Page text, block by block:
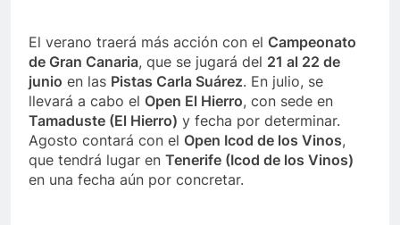
El verano traerá más acción con el Campeonato
de Gran Canaria, que se jugará del 21 al 22 de
junio en las Pistas Carla Suárez. En julio, se
llevará a cabo el Open El Hierro, con sede en
Tamaduste (El Hierro) y fecha por determinar.
Agosto contará con el Open Icod de los Vinos,
que tendrá lugar en Tenerife (Icod de los Vinos)
en una fecha aún por concretar.